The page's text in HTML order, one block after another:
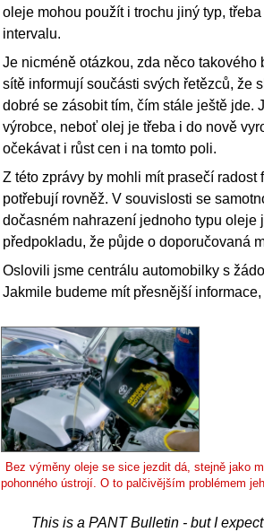
oleje mohou použít i trochu jiný typ,
intervalu.
Je nicméně otázkou, zda něco
sítě informují součásti svých řetězců, že
dobré se zásobit tím, čím stále ještě jde.
výrobce, neboť olej je třeba i do nově
očekávat i růst cen i na tomto poli.
Z této zprávy by mohli mít prasečí
potřebují rovněž. V souvislosti se
dočasném nahrazení jednoho typu oleje
předpokladu, že půjde o doporučovaná
Oslovili jsme centrálu automobilky s
Jakmile budeme mít přesnější
Bez výměny oleje se sice jezdit dá, stejně jako
pohonného ústrojí. O to palčivějším problémem
This is a PANT Bulletin - but I